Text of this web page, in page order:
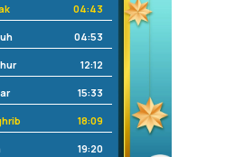
04:43
04:53
12:12
15:33
18:09
19:20